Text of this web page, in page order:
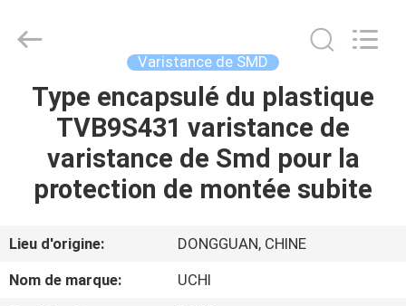
MAISON
PRODUITS
EXPOSITION
DE
VR
Co.,Ltd.
Varistance de SMD
Type encapsulé du plastique
TVB9S431 varistance de
varistance de Smd pour la
protection de montée subite
Lieu d'origine:
DONGGUAN, CHINE
Nom de marque:
UCHI